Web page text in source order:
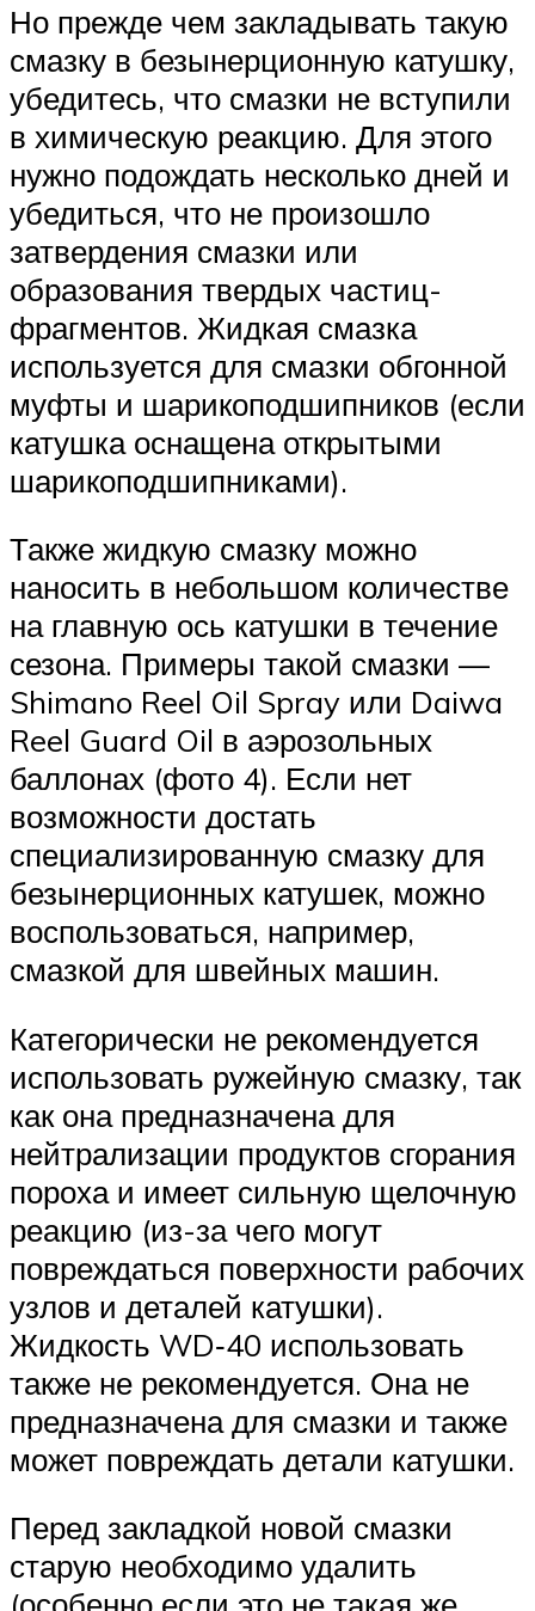
Но прежде чем закладывать такую
смазку в безынерционную катушку,
убедитесь, что смазки не вступили
в химическую реакцию. Для этого
нужно подождать несколько дней и
убедиться, что не произошло
затвердения смазки или
образования твердых частиц-
фрагментов. Жидкая смазка
используется для смазки обгонной
муфты и шарикоподшипников (если
катушка оснащена открытыми
шарикоподшипниками).
Также жидкую смазку можно
наносить в небольшом количестве
на главную ось катушки в течение
сезона. Примеры такой смазки —
Shimano Reel Oil Spray или Daiwa
Reel Guard Oil в аэрозольных
баллонах (фото 4). Если нет
возможности достать
специализированную смазку для
безынерционных катушек, можно
воспользоваться, например,
смазкой для швейных машин.
Категорически не рекомендуется
использовать ружейную смазку, так
как она предназначена для
нейтрализации продуктов сгорания
пороха и имеет сильную щелочную
реакцию (из-за чего могут
повреждаться поверхности рабочих
узлов и деталей катушки).
Жидкость WD‑40 использовать
также не рекомендуется. Она не
предназначена для смазки и также
может повреждать детали катушки.
Перед закладкой новой смазки
старую необходимо удалить